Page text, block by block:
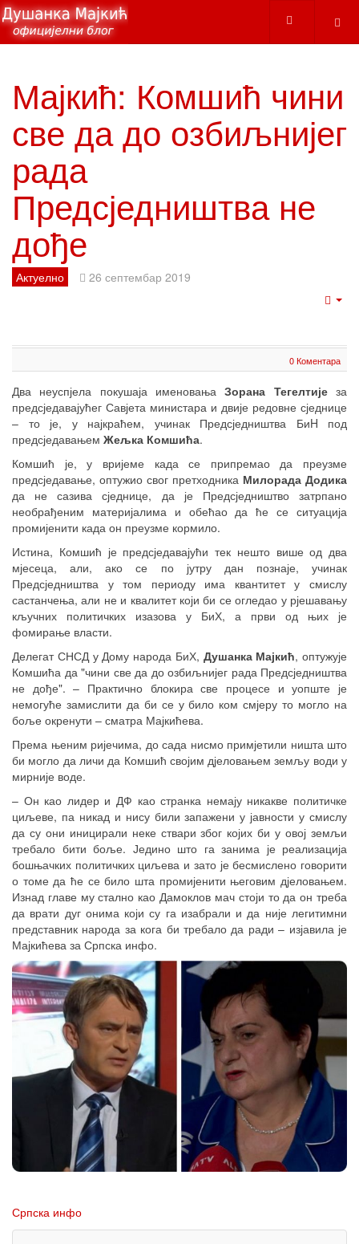
Мајкић: Комшић чини
све да до озбиљнијег
рада
Предсједништва не
дође
Актуелно 26 септембар 2019
0 Коментара
Два неуспјела покушаја именовањаЗорана Тегелтијеза
предсједавајућег Савјета министара и двије редовне сједнице
– то је, у најкраћем, учинак Предсједништва БиH под
предсједавањем Жељка Комшића.
Комшић је, у вријеме када се припремао да преузме
предсједавање, оптужио свог претходника Милорада Додика
да не сазива сједнице, да је Предсједништво затрпано
необрађеним материјалима и обећао да ће се ситуација
промијенити када он преузме кормило.
Истина, Комшић је предсједавајући тек нешто више од два
мјесеца, али, ако се по јутру дан познаје, учинак
Предсједништва у том периоду има квантитет у смислу
састанчења, али не и квалитет који би се огледао у рјешавању
кључних политичких изазова у БиХ, а први од њих је
фомирање власти.
Делегат СНСД у Дому народа БиХ, Душанка Мајкић, оптужује
Комшића да "чини све да до озбиљнијег рада Предсједништва
не дође". – Практично блокира све процесе и уопште је
немогуће замислити да би се у било ком смјеру то могло на
боље окренути – сматра Мајкићева.
Према њеним ријечима, до сада нисмо примјетили ништа што
би могло да личи да Комшић својим дјеловањем земљу води у
мирније воде.
– Он као лидер и ДФ као странка немају никакве политичке
циљеве, па никад и нису били запажени у јавности у смислу
да су они иницирали неке ствари због којих би у овој земљи
требало бити боље. Једино што га занима је реализација
бошњачких политичких циљева и зато је бесмислено говорити
о томе да ће се било шта промијенити његовим дјеловањем.
Изнад главе му стално као Дамоклов мач стоји то да он треба
да врати дуг онима који су га изабрали и да није легитимни
представник народа за кога би требало да ради – изјавила је
Мајкићева за Српска инфо.
Српска инфо